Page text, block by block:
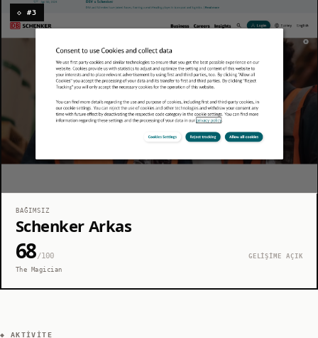
◇ #3
BAĞIMSIZ
Schenker Arkas
68/100
GELİŞİME AÇIK
The Magician
◆ AKTIVITE